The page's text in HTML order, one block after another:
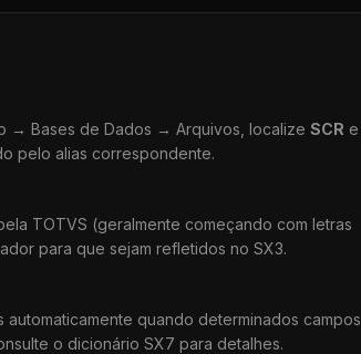
→ Bases de Dados → Arquivos, localize SCR e
pelo alias correspondente.
TOTVS (geralmente começando com letras
para que sejam refletidos no SX3.
automaticamente quando determinados campos
o dicionário SX7 para detalhes.